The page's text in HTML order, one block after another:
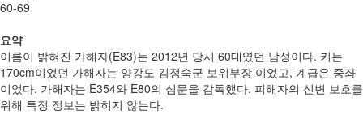
60-69
요약
이름이 밝혀진 가해자(E83)는 2012년 당시 60대였던 남성이다. 키는
170cm이었던 가해자는 양강도 김정숙군 보위부장 이었고, 계급은 중좌
이었다. 가해자는 E354와 E80의 심문을 감독했다. 피해자의 신변 보호를
위해 특정 정보는 밝히지 않는다.